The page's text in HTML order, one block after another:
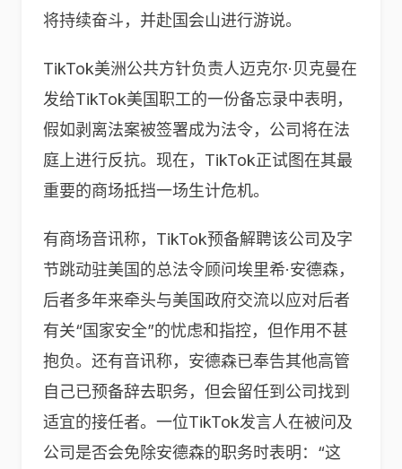
将持续奋斗，并赴国会山进行游说。
TikTok美洲公共方针负责人迈克尔·贝克曼在
发给TikTok美国职工的一份备忘录中表明，
假如剥离法案被签署成为法令，公司将在法
庭上进行反抗。现在，TikTok正试图在其最
重要的商场抵挡一场生计危机。
有商场音讯称，TikTok预备解聘该公司及字
节跳动驻美国的总法令顾问埃里希·安德森，
后者多年来牵头与美国政府交流以应对后者
有关“国家安全”的忧虑和指控，但作用不甚
抱负。还有音讯称，安德森已奉告其他高管
自己已预备辞去职务，但会留任到公司找到
适宜的接任者。一位TikTok发言人在被问及
公司是否会免除安德森的职务时表明：“这